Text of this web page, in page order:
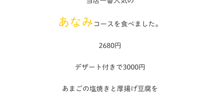
あなみ コースを食べました。
2680円
デザート付きで3000円
あまごの塩焼きと厚揚げ豆腐を